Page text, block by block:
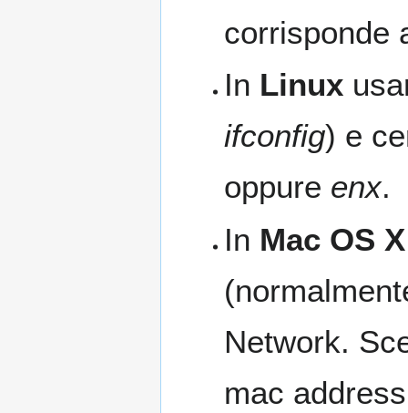
corrisponde
In Linux
ifconfig) e
oppure enx.
In Mac OS X
Network.
mac